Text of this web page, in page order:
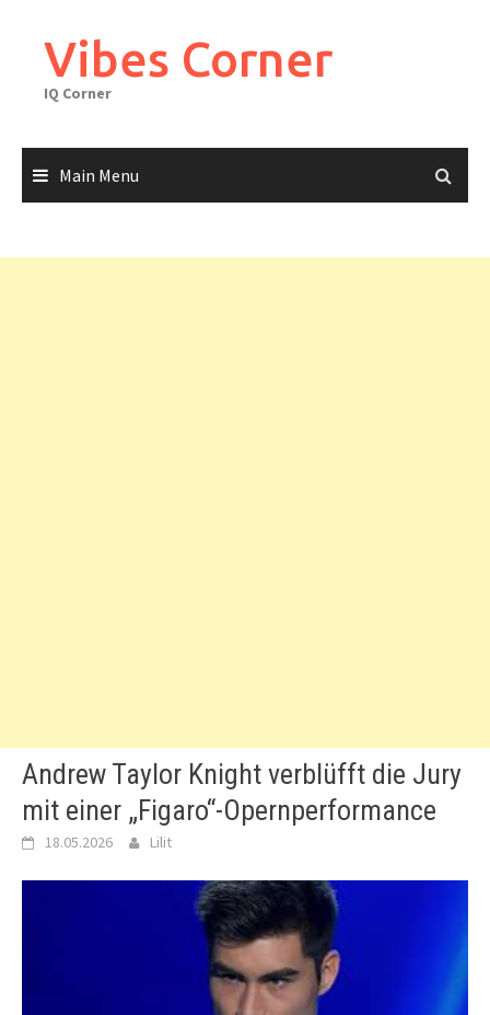
contentVibes Corner
IQ Corner
Main Menu
Andrew Taylor Knight verblüfft die Jury
mit einer „Figaro“-Opernperformance
18.05.2026 Lilit